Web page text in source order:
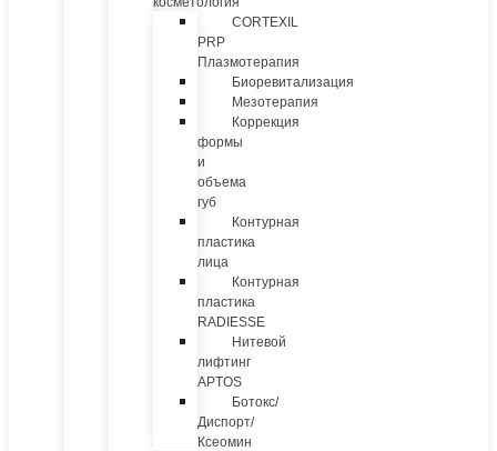
CORTEXIL
PRP
Плазмотерапия
Биоревитализация
Мезотерапия
Коррекция
формы
и
объема
губ
Контурная
пластика
лица
Контурная
пластика
RADIESSE
Нитевой
лифтинг
APTOS
Ботокс/
Диспорт/
Ксеомин